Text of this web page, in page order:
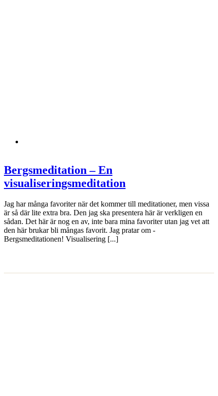
Bergsmeditation – En
visualiseringsmeditation
Jag har många favoriter när det kommer till meditationer, men vissa
är så där lite extra bra. Den jag ska presentera här är verkligen en
sådan. Det här är nog en av, inte bara mina favoriter utan jag vet att
den här brukar bli mångas favorit. Jag pratar om -
Bergsmeditationen! Visualisering [...]